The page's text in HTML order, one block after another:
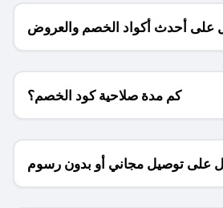
أحدث أكواد الخصم والعروض
للمتاجر؟
كم مدة صلاحية كود الخصم؟
على توصيل مجاني أو بدون رسوم
الشحن ؟